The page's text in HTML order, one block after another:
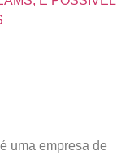
uma empresa de